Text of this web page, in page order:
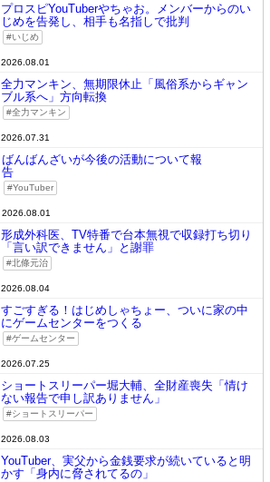
プロスピYouTuberやちゃお。メンバーからのい
じめを告発し、相手も名指しで批判
いじめ
2026.08.01
全力マンキン、無期限休止「風俗系からギャン
ブル系へ」方向転換
全力マンキン
2026.07.31
ばんばんざいが今後の活動について報
告
YouTuber
2026.08.01
形成外科医、TV特番で台本無視で収録打ち切り
「言い訳できません」と謝罪
北條元治
2026.08.04
すごすぎる！はじめしゃちょー、ついに家の中
にゲームセンターをつくる
ゲームセンター
2026.07.25
ショートスリーパー堀大輔、全財産喪失「情け
ない報告で申し訳ありません」
ショートスリーパー
2026.08.03
YouTuber、実父から金銭要求が続いていると明
かす「身内に脅されてるの」